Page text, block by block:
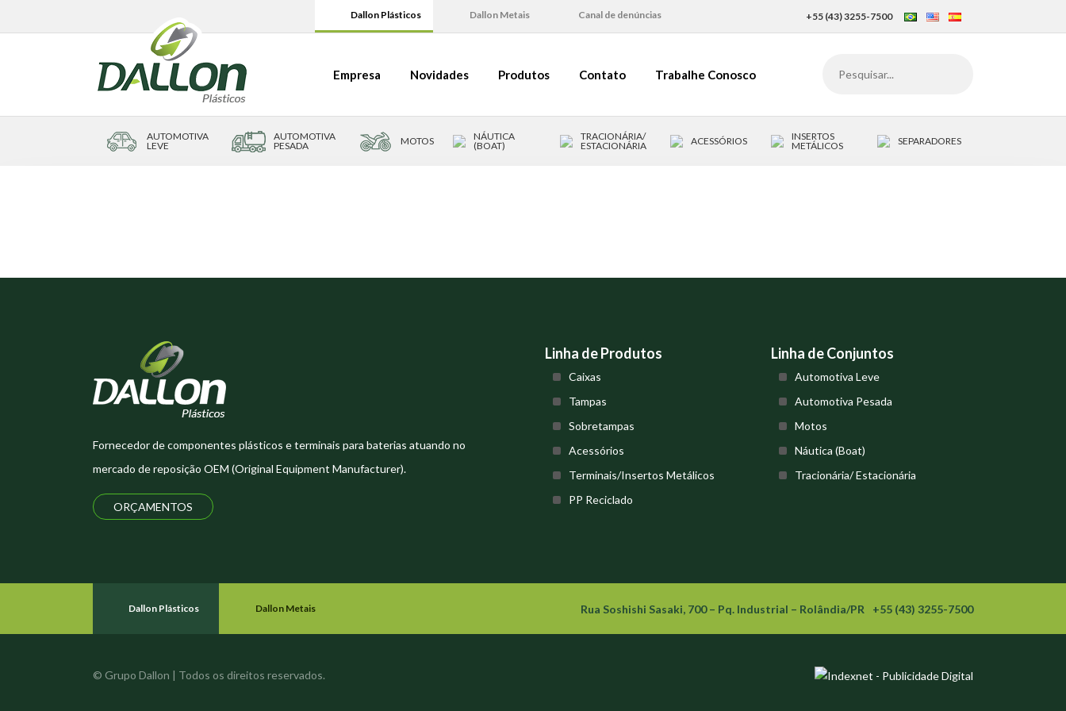
Dallon Plásticos Dallon Metais Canal de denúncias +55 (43) 3255-7500
Empresa Novidades Produtos Contato Trabalhe Conosco
AUTOMOTIVA
LEVE
AUTOMOTIVA
PESADA
MOTOS
NÁUTICA
(BOAT)
TRACIONÁRIA/
ESTACIONÁRIA
ACESSÓRIOS
INSERTOS
METÁLICOS
SEPARADORES
Fornecedor de componentes plásticos e terminais para baterias atuando no
mercado de reposição OEM (Original Equipment Manufacturer).
ORÇAMENTOS
Linha de Produtos
Caixas
Tampas
Sobretampas
Acessórios
Terminais/Insertos Metálicos
PP Reciclado
Linha de Conjuntos
Automotiva Leve
Automotiva Pesada
Motos
Náutica (Boat)
Tracionária/ Estacionária
Dallon Plásticos Dallon Metais Rua Soshishi Sasaki, 700 – Pq. Industrial – Rolândia/PR +55 (43) 3255-7500
© Grupo Dallon | Todos os direitos reservados.